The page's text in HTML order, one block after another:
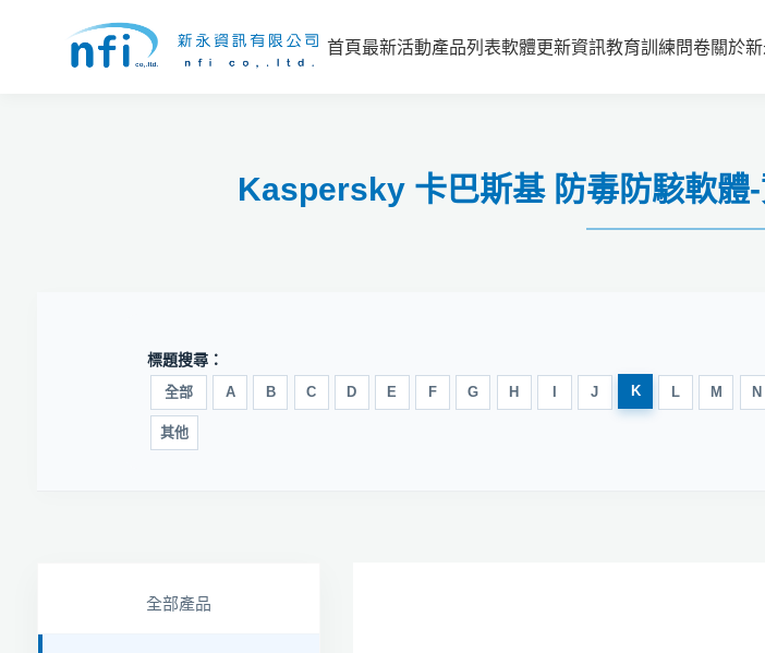
Kaspersky 卡巴斯基 防毒防駭軟體
首頁最新活動產品列表軟體更新資訊教育訓練問卷關於
標題搜尋：
全部 A B C D E F G H J K L M N
其他
全部產品